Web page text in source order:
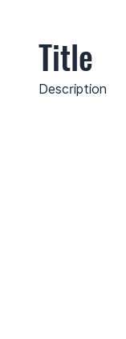
Title
Description